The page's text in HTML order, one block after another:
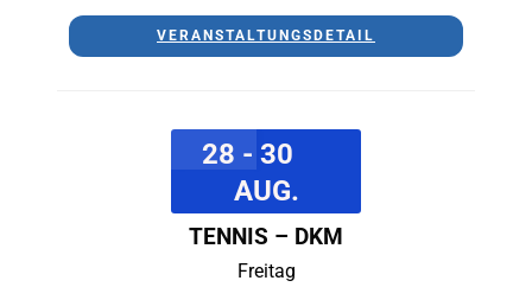
VERANSTALTUNGSDETAIL
28 - 30
AUG.
TENNIS – DKM
Freitag